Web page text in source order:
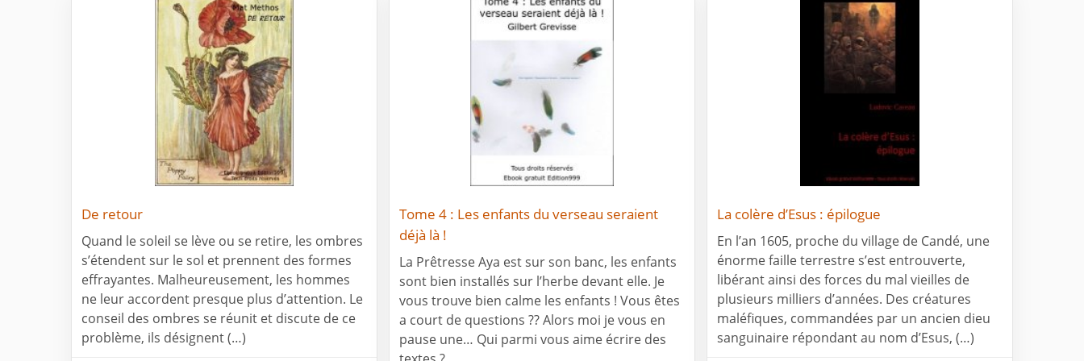
De retour
Quand le soleil se lève ou se retire, les ombres
s’étendent sur le sol et prennent des formes
effrayantes. Malheureusement, les hommes
ne leur accordent presque plus d’attention. Le
conseil des ombres se réunit et discute de ce
problème, ils désignent (…)
Tome 4 : Les enfants du verseau seraient
déjà là !
La Prêtresse Aya est sur son banc, les enfants
sont bien installés sur l’herbe devant elle. Je
vous trouve bien calme les enfants ! Vous êtes
a court de questions ?? Alors moi je vous en
pause une… Qui parmi vous aime écrire des
La colère d’Esus : épilogue
En l’an 1605, proche du village de Candé, une
énorme faille terrestre s’est entrouverte,
libérant ainsi des forces du mal vieilles de
plusieurs milliers d’années. Des créatures
maléfiques, commandées par un ancien dieu
sanguinaire répondant au nom d’Esus, (…)